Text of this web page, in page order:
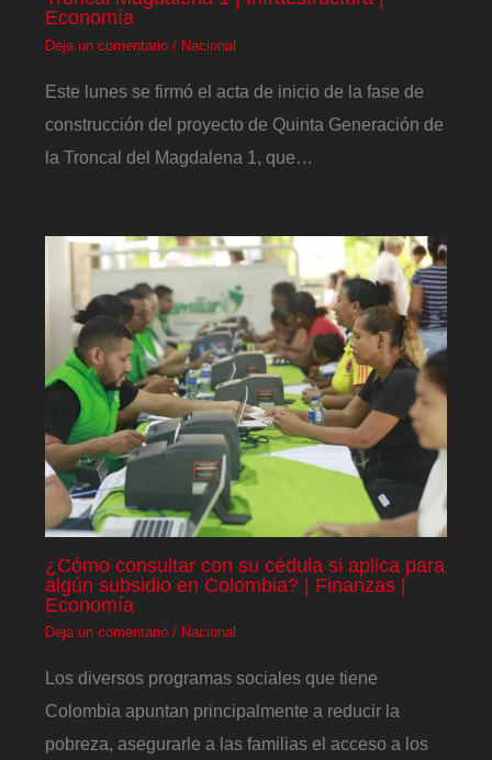
Economía
Deja un comentario / Nacional
Este lunes se firmó el acta de inicio de la fase de
construcción del proyecto de Quinta Generación de
la Troncal del Magdalena 1, que…
¿Cómo consultar con su cédula si aplica para
algún subsidio en Colombia? | Finanzas |
Economía
Deja un comentario / Nacional
Los diversos programas sociales que tiene
Colombia apuntan principalmente a reducir la
pobreza, asegurarle a las familias el acceso a los